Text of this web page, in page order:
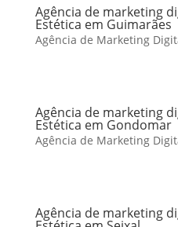
Agência de marketing
Estética em Guimarães
Agência de Marketing
Agência de marketing
Estética em Gondomar
Agência de Marketing
Agência de marketing